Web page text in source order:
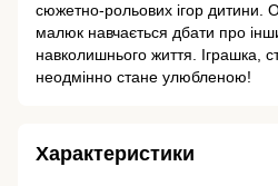
сюжетно-рольових ігор дитини.
малюк навчається дбати про
навколишнього життя. Іграшка,
неодмінно стане улюбленою!
Характеристики